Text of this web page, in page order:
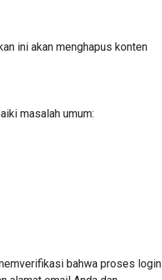
ini akan menghapus konten
masalah umum:
bahwa proses login